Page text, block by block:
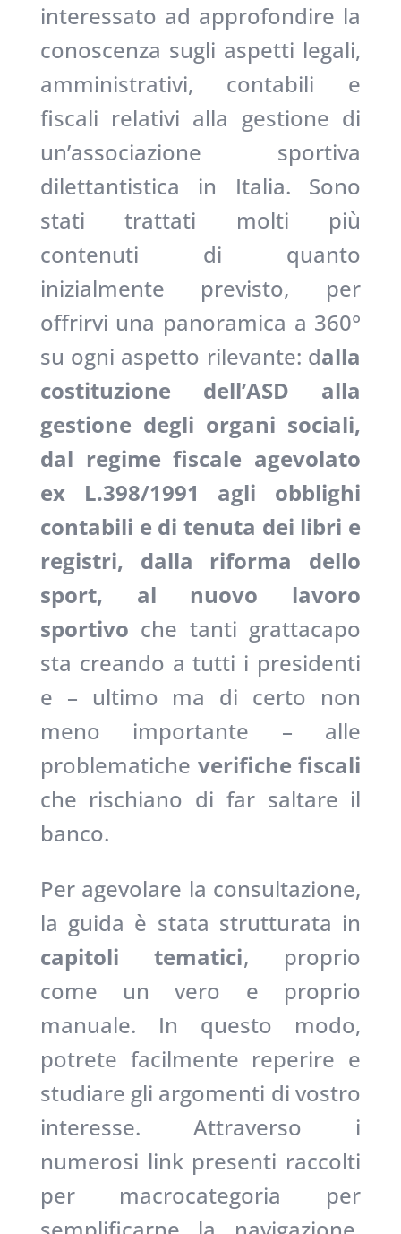
interessato ad approfondire la
conoscenza sugli aspetti legali,
amministrativi, contabili e
fiscali relativi alla gestione di
un’associazione sportiva
dilettantistica in Italia. Sono
stati trattati molti più
contenuti di quanto
inizialmente previsto, per
offrirvi una panoramica a 360°
su ogni aspetto rilevante: dalla
costituzione dell’ASD alla
gestione degli organi sociali,
dal regime fiscale agevolato
ex L.398/1991 agli obblighi
contabili e di tenuta dei libri e
registri, dalla riforma dello
sport, al nuovo lavoro
sportivo che tanti grattacapo
sta creando a tutti i presidenti
e – ultimo ma di certo non
meno importante – alle
problematiche verifiche fiscali
che rischiano di far saltare il
banco.
Per agevolare la consultazione,
la guida è stata strutturata in
capitoli tematici, proprio
come un vero e proprio
manuale. In questo modo,
potrete facilmente reperire e
studiare gli argomenti di vostro
interesse. Attraverso i
numerosi link presenti raccolti
per macrocategoria per